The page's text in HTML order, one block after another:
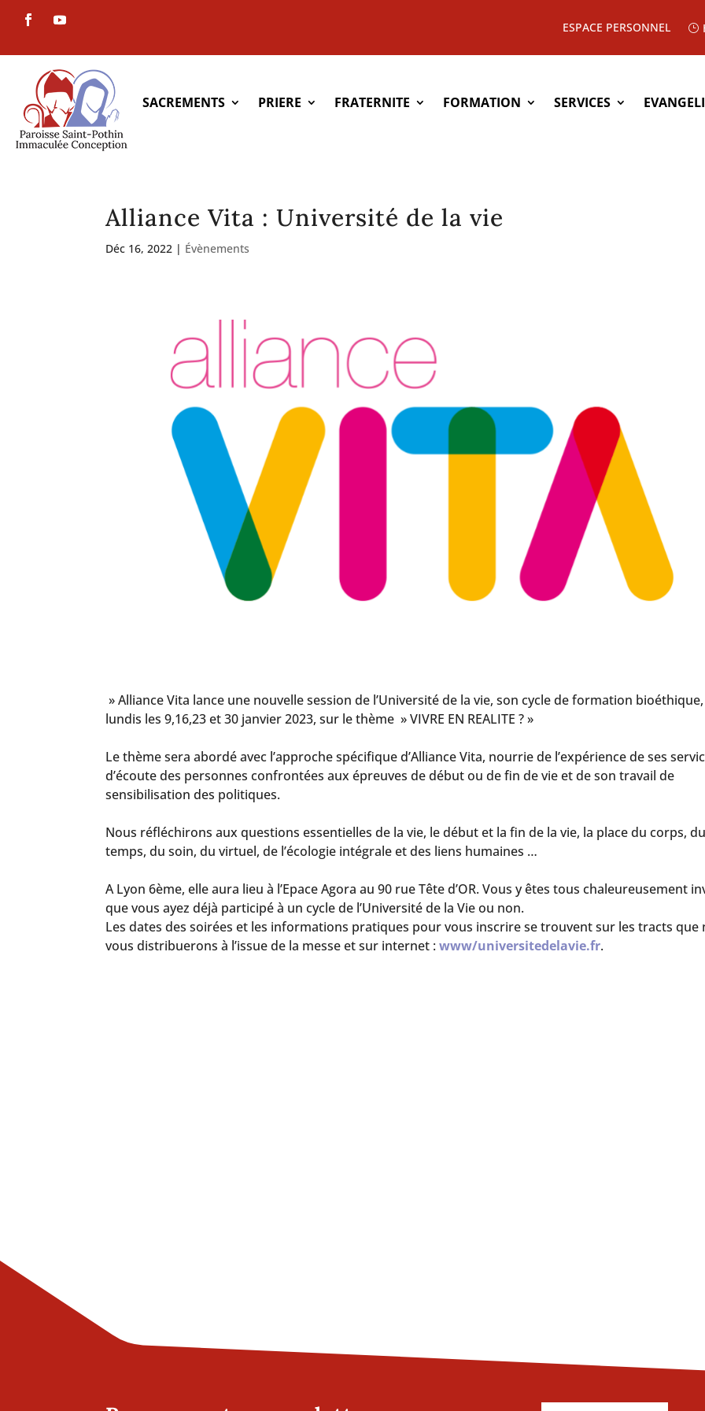
ESPACE PERSONNEL
SACREMENTS PRIERE FRATERNITE FORMATION SERVICES
Alliance Vita : Université de la vie
Déc 16, 2022 | Évènements
» Alliance Vita lance une nouvelle session de l’Université de la vie, son cycle de formation
lundis les 9,16,23 et 30 janvier 2023, sur le thème » VIVRE EN REALITE ? »
Le thème sera abordé avec l’approche spécifique d’Alliance Vita, nourrie de l’expérience de ses
d’écoute des personnes confrontées aux épreuves de début ou de fin de vie et de son travail de
sensibilisation des politiques.
Nous réfléchirons aux questions essentielles de la vie, le début et la fin de la vie, la place du corps,
temps, du soin, du virtuel, de l’écologie intégrale et des liens humaines …
A Lyon 6ème, elle aura lieu à l’Epace Agora au 90 rue Tête d’OR. Vous y êtes tous chaleureusement
que vous ayez déjà participé à un cycle de l’Université de la Vie ou non.
Les dates des soirées et les informations pratiques pour vous inscrire se trouvent sur les tracts que
vous distribuerons à l’issue de la messe et sur internet :www/universitedelavie.fr.